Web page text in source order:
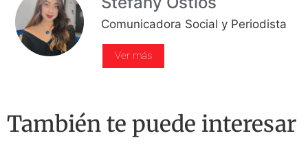
Comunicadora Social y Periodista
Ver más
También te puede interesar